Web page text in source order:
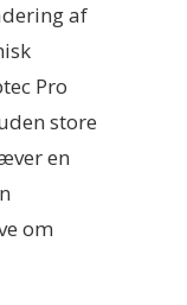
af
Pro
store
en
om